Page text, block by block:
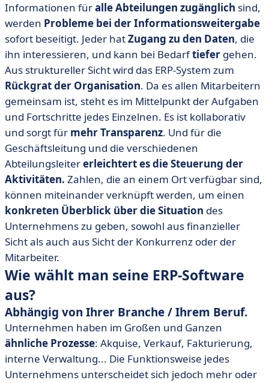
Informationen füralle Abteilungen zugänglich sind,
werden Probleme bei der Informationsweitergabe
sofort beseitigt. Jeder hatZugang zu den Daten, die
ihn interessieren, und kann bei Bedarftiefer gehen.
Aus struktureller Sicht wird das ERP-System zum
Rückgrat der Organisation. Da es allen Mitarbeitern
gemeinsam ist, steht es im Mittelpunkt der Aufgaben
und Fortschritte jedes Einzelnen. Es ist kollaborativ
und sorgt für mehr Transparenz. Und für die
Geschäftsleitung und die verschiedenen
Abteilungsleitererleichtert es die Steuerung der
Aktivitäten. Zahlen, die an einem Ort verfügbar sind,
können miteinander verknüpft werden, um einen
konkreten Überblick über die Situation des
Unternehmens zu geben, sowohl aus finanzieller
Sicht als auch aus Sicht der Konkurrenz oder der
Mitarbeiter.
Wie wählt man seine ERP-Software
aus?
Abhängig von Ihrer Branche / Ihrem Beruf.
Unternehmen haben im Großen und Ganzen
ähnliche Prozesse: Akquise, Verkauf, Fakturierung,
interne Verwaltung... Die Funktionsweise jedes
Unternehmens unterscheidet sich jedoch mehr oder